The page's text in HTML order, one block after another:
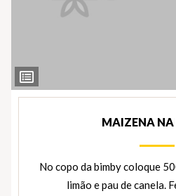
Ver
Ingredientes
MAIZENA
No copo da bimby coloque
limão e pau de canela.